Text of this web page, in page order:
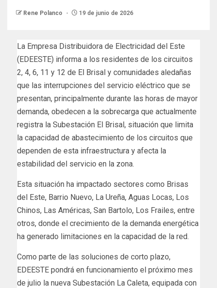
Rene Polanco 19 de junio de 2026
La Empresa Distribuidora de Electricidad del Este
(EDEESTE) informa a los residentes de los circuitos
2, 4, 6, 11 y 12 de El Brisal y comunidades aledañas
que las interrupciones del servicio eléctrico que se
presentan, principalmente durante las horas de mayor
demanda, obedecen a la sobrecarga que actualmente
registra la Subestación El Brisal, situación que limita
la capacidad de abastecimiento de los circuitos que
dependen de esta infraestructura y afecta la
estabilidad del servicio en la zona.
Esta situación ha impactado sectores como Brisas
del Este, Barrio Nuevo, La Ureña, Aguas Locas, Los
Chinos, Las Américas, San Bartolo, Los Frailes, entre
otros, donde el crecimiento de la demanda energética
ha generado limitaciones en la capacidad de la red.
Como parte de las soluciones de corto plazo,
EDEESTE pondrá en funcionamiento el próximo mes
de julio la nueva Subestación La Caleta, equipada con